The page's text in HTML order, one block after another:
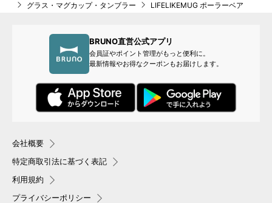
グラス・マグカップ・タンブラー
LIFELIKEMUG ポーラーベア
BRUNO直営公式アプリ
会員証やポイント管理がもっと便利に。
最新情報やお得なクーポンもお届けします。
会社概要
特定商取引法に基づく表記
利用規約
プライバシーポリシー